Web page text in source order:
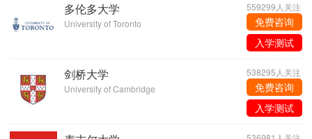
多伦多大学
University of Toronto
559299人关注
免费咨询
入学测试
剑桥大学
University of Cambridge
538295人关注
免费咨询
入学测试